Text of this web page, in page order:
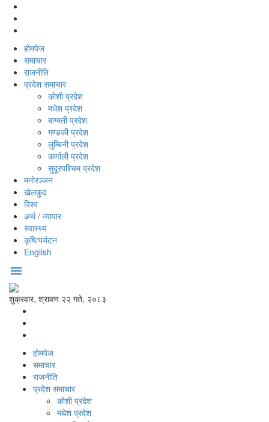
होमपेज
समाचार
राजनीति
प्रदेश समाचार
कोशी प्रदेश
मधेश प्रदेश
बाग्मती प्रदेश
गण्डकी प्रदेश
लुम्बिनी प्रदेश
कर्णाली प्रदेश
सुदूरपश्‍चिम प्रदेश
मनोरञ्‍जन
खेलकुद
विश्‍व
अर्थ / व्यापार
स्वास्थ्य
कृषि/पर्यटन
English
menu
शुक्रवार, श्रावण २२ गते, २०८३
होमपेज
समाचार
राजनीति
प्रदेश समाचार
कोशी प्रदेश
मधेश प्रदेश